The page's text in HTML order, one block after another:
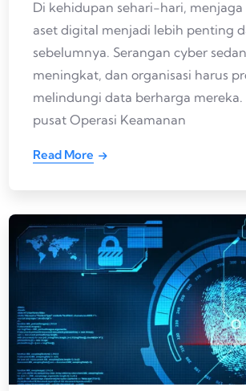
Di kehidupan sehari-hari, menjaga
aset digital menjadi lebih penting
sebelumnya. Serangan cyber
meningkat, dan organisasi harus
melindungi data berharga mereka.
pusat Operasi Keamanan
Read More